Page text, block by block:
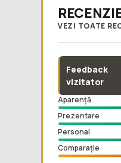
VEZI TOATE
Feedback
vizitator
Aparență
Prezentare
Personal
Comparație